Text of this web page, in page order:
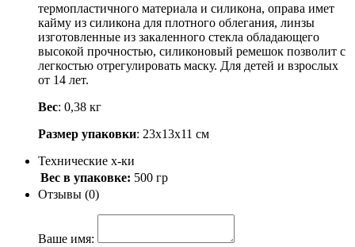
термопластичного материала и силикона, оправа имет
кайму из силикона для плотного облегания, линзы
изготовленные из закаленного стекла обладающего
высокой прочностью, силиконовый ремешок позволит с
легкостью отрегулировать маску. Для детей и взрослых
от 14 лет.
Вес: 0,38 кг
Размер упаковки: 23х13х11 см
Технические х-ки
Вес в упаковке: 500 гр
Отзывы (0)
Ваше имя: